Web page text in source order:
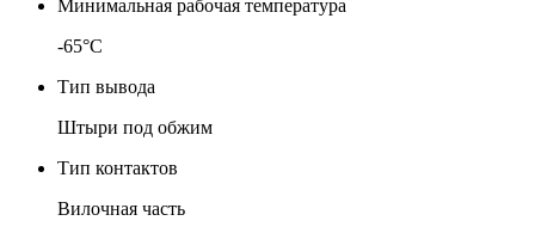
Минимальная рабочая температура
-65°C
Тип вывода
Штыри под обжим
Тип контактов
Вилочная часть